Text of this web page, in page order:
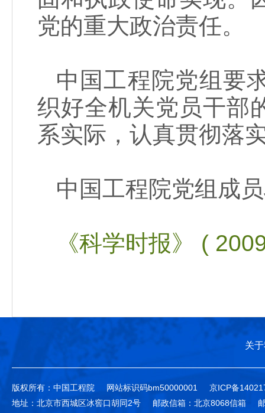
党的重大政治责任。
中国工程院党组要
织好全机关党员干部
系实际，认真贯彻落
中国工程院党组成
《科学时报》 (
关
版权所有：中国工程院 网站标识码bm50000001
京ICP备
地址：北京市西城区冰窖口胡同2号
邮政信箱：北京8068信箱